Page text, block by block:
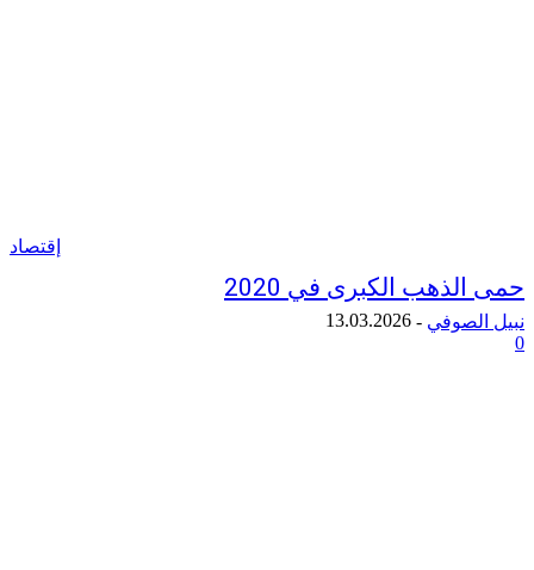
الكبرى في 2020
-
13.03.2026